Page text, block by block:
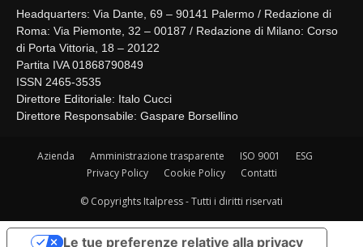
Headquarters: Via Dante, 69 – 90141 Palermo / Redazione di
Roma: Via Piemonte, 32 – 00187 / Redazione di Milano: Corso
di Porta Vittoria, 18 – 20122
Partita IVA 01868790849
ISSN 2465-3535
Direttore Editoriale: Italo Cucci
Direttore Responsabile: Gaspare Borsellino
Azienda Amministrazione trasparente ISO 9001
ESG
Privacy Policy
Cookie Policy Contatti
© Copyrights Italpress - Tutti i diritti riservati
Le tue preferenze relative alla privacy